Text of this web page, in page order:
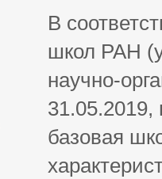
В
школ РАН
научно-
базовая